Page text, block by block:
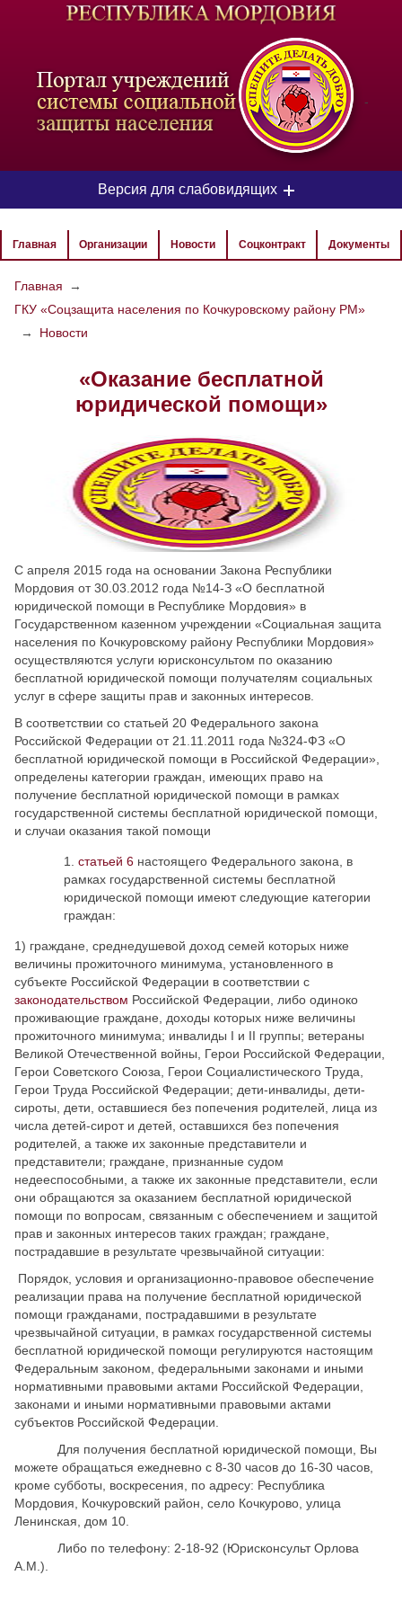
-
Версия для слабовидящих
ЦВЕТОВАЯ СХЕМА
РАЗМЕР ТЕКСТА
Настройки по умолчанию
Главная Организации Новости Соцконтракт Документы
Главная
→
ГКУ «Соцзащита населения по Кочкуровскому району РМ»
→
Новости
«Оказание бесплатной
юридической помощи»
С апреля 2015 года на основании Закона Республики
Мордовия от 30.03.2012 года №14-З «О бесплатной
юридической помощи в Республике Мордовия» в
Государственном казенном учреждении «Социальная защита
населения по Кочкуровскому району Республики Мордовия»
осуществляются услуги юрисконсультом по оказанию
бесплатной юридической помощи получателям социальных
услуг в сфере защиты прав и законных интересов.
В соответствии со статьей 20 Федерального закона
Российской Федерации от 21.11.2011 года №324-ФЗ «О
бесплатной юридической помощи в Российской Федерации»,
определены категории граждан, имеющих право на
получение бесплатной юридической помощи в рамках
государственной системы бесплатной юридической помощи,
и случаи оказания такой помощи
статьей 6 настоящего Федерального закона, в
рамках государственной системы бесплатной
юридической помощи имеют следующие категории
граждан:
1) граждане, среднедушевой доход семей которых ниже
величины прожиточного минимума, установленного в
субъекте Российской Федерации в соответствии с
законодательством Российской Федерации, либо одиноко
проживающие граждане, доходы которых ниже величины
прожиточного минимума; инвалиды I и II группы; ветераны
Великой Отечественной войны, Герои Российской Федерации,
Герои Советского Союза, Герои Социалистического Труда,
Герои Труда Российской Федерации; дети-инвалиды, дети-
сироты, дети, оставшиеся без попечения родителей, лица из
числа детей-сирот и детей, оставшихся без попечения
родителей, а также их законные представители и
представители; граждане, признанные судом
недееспособными, а также их законные представители, если
они обращаются за оказанием бесплатной юридической
помощи по вопросам, связанным с обеспечением и защитой
прав и законных интересов таких граждан; граждане,
пострадавшие в результате чрезвычайной ситуации:
Порядок, условия и организационно-правовое обеспечение
реализации права на получение бесплатной юридической
помощи гражданами, пострадавшими в результате
чрезвычайной ситуации, в рамках государственной системы
бесплатной юридической помощи регулируются настоящим
Федеральным законом, федеральными законами и иными
нормативными правовыми актами Российской Федерации,
законами и иными нормативными правовыми актами
субъектов Российской Федерации.
Для получения бесплатной юридической помощи, Вы
можете обращаться ежедневно с 8-30 часов до 16-30 часов,
кроме субботы, воскресения, по адресу: Республика
Мордовия, Кочкуровский район, село Кочкурово, улица
Ленинская, дом 10.
Либо по телефону: 2-18-92 (Юрисконсульт Орлова
А.М.).